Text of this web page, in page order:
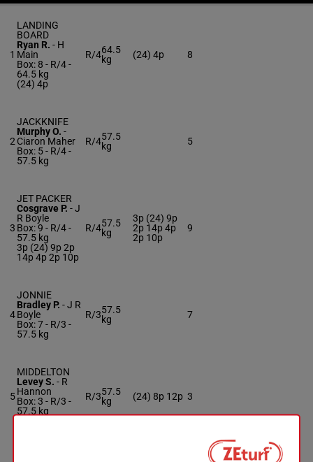
1
LANDING
BOARD
Ryan R. - H
Main
Box: 8 - R/4 -
64.5 kg
(24) 4p
R/464.5
kg
(24) 4p 8
2
JACKKNIFE
Murphy O. -
Ciaron Maher
Box: 5 - R/4 -
57.5 kg
R/457.5
kg
5
3
JET PACKER
Cosgrave P. -J
R Boyle
Box: 9 - R/4 -
57.5 kg
3p (24) 9p 2p
14p 4p 2p 10p
R/457.5
kg
3p (24) 9p
2p 14p 4p
2p 10p
9
4
JONNIE
Bradley P. -J R
Boyle
Box: 7 - R/3 -
57.5 kg
R/357.5
kg
7
5
MIDDELTON
Levey S. - R
Hannon
Box: 3 - R/3 -
57.5 kg
R/357.5
kg
(24) 8p 12p 3